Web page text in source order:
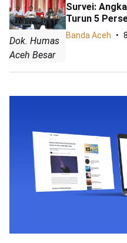
Dok. Humas
Aceh Besar
Survei:
Turun 5
Banda Aceh